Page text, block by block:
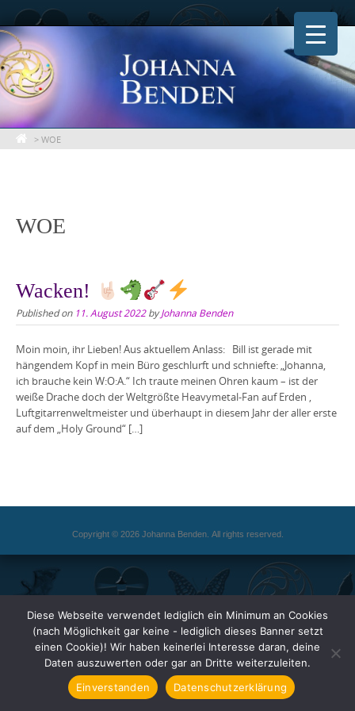
Skip
to
content
> WOE
WOE
Wacken!
Published on 11. August 2022byJohanna Benden
Moin moin, ihr Lieben! Aus aktuellem Anlass: Bill ist gerade mit
hängendem Kopf in mein Büro geschlurft und schniefte: „Johanna,
ich brauche kein W:O:A.“ Ich traute meinen Ohren kaum – ist der
weiße Drache doch der Weltgrößte Heavymetal-Fan auf Erden ,
Luftgitarrenweltmeister und überhaupt in diesem Jahr der aller erste
auf dem „Holy Ground“ […]
Copyright © 2026 Johanna Benden. All rights reserved.
Diese Webseite verwendet lediglich ein Minimum an Cookies
(nach Möglichkeit gar keine - lediglich dieses Banner setzt
einen Cookie)! Wir haben keinerlei Interesse daran, deine
Daten auszuwerten oder gar an Dritte weiterzuleiten.
Einverstanden
Datenschutzerklärung